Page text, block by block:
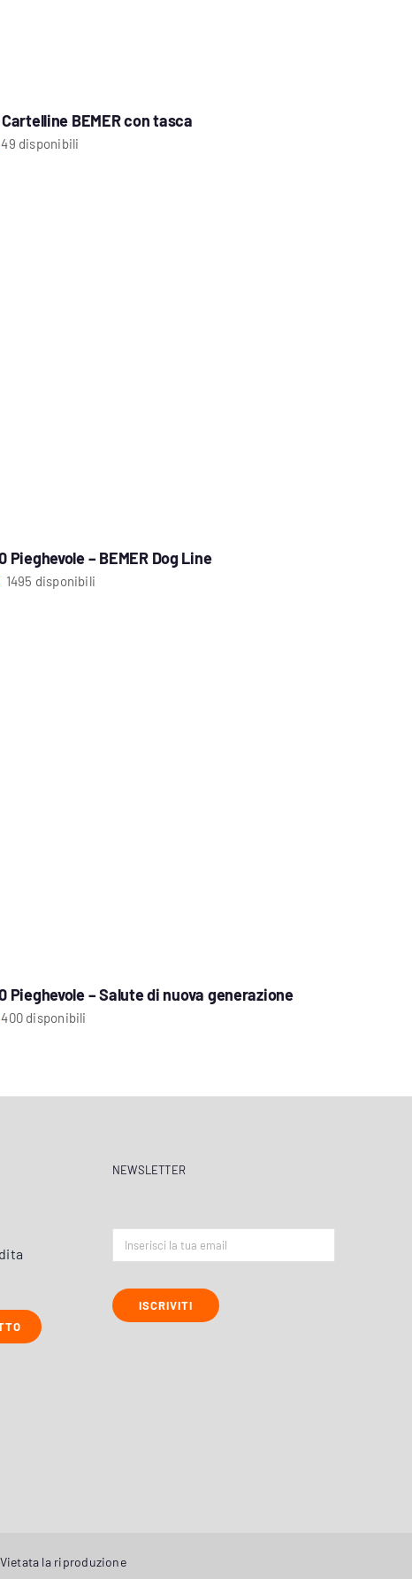
Cartelline BEMER con tasca
49 disponibili
Pieghevole – BEMER Dog Line
1495 disponibili
Pieghevole – Salute di nuova generazione
400 disponibili
NEWSLETTER
ISCRIVITI
Vietata la riproduzione